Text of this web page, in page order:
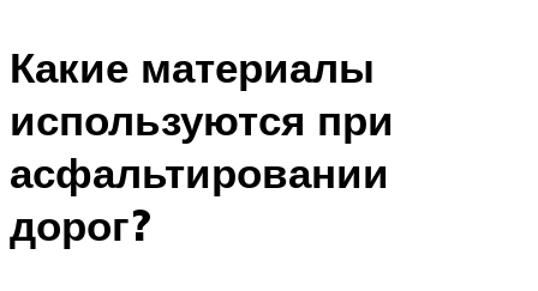
Какие материалы
используются при
асфальтировании
дорог?